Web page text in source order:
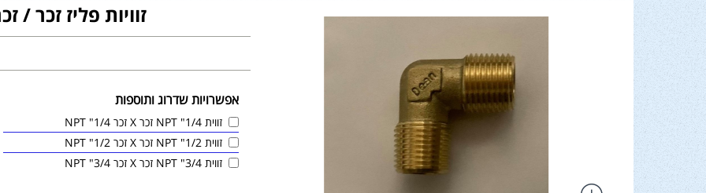
זוויות פליז זכר / זכר
אפשרויות שדרוג ותוספות
זווית 1/4" NPT זכר X זכר 1/4" NPT
זווית 1/2" NPT זכר X זכר 1/2" NPT
זווית 3/4" NPT זכר X זכר 3/4" NPT